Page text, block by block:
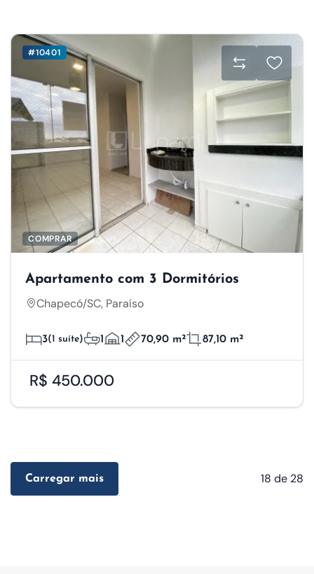
#10401
COMPRAR
Apartamento com 3 Dormitórios
Chapecó/SC, Paraíso
3(1 suíte) 1 1 70,90 m² 87,10 m²
R$ 450.000
Carregar mais 18 de 28